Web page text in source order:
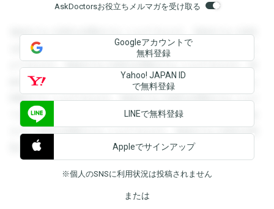
AskDoctorsお役立ちメルマガを受け取る
登録すると回答を閲覧することができます。登録すると回答
を閲覧することができます。登録すると回答を閲覧すること
ができます。登録すると回答を閲覧することができます。登
録すると回答を閲覧することができます。登録すると回答を
閲覧することができます。登録すると回答を閲覧することが
できます。登録すると回答を閲覧することができます。登録
すると回答を閲覧することができます。登録すると回答を閲
覧することができます。
Googleアカウントで
無料登録
Yahoo! JAPAN ID
で無料登録
LINEで無料登録
Appleでサインアップ
※個人のSNSに利用状況は投稿されません
または